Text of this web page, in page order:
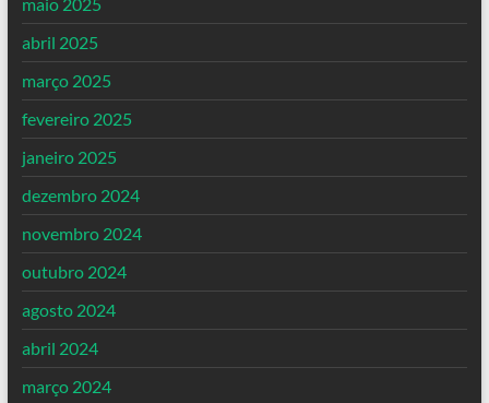
abril 2025
março 2025
fevereiro 2025
janeiro 2025
dezembro 2024
novembro 2024
outubro 2024
agosto 2024
abril 2024
março 2024